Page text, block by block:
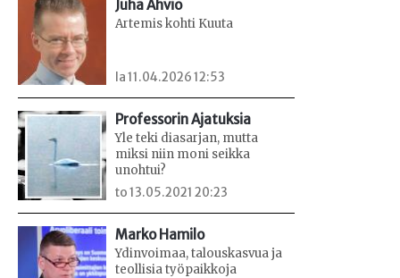
Juha Ahvio
Artemis kohti Kuuta
la 11.04.2026 12:53
Professorin Ajatuksia
Yle teki diasarjan, mutta
miksi niin moni seikka
unohtui?
to 13.05.2021 20:23
Marko Hamilo
Ydinvoimaa, talouskasvua ja
teollisia työpaikkoja